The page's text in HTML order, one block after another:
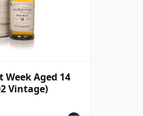
Week Aged 14
Vintage)